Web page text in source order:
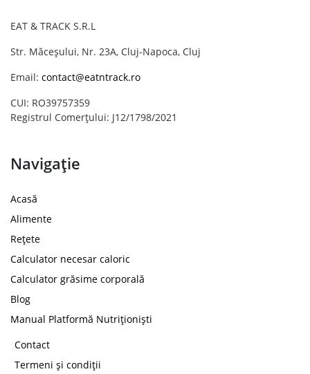
EAT & TRACK S.R.L
Str. Măceșului, Nr. 23A, Cluj-Napoca, Cluj
Email: contact@eatntrack.ro
CUI: RO39757359
Registrul Comerțului: J12/1798/2021
Navigație
Acasă
Alimente
Rețete
Calculator necesar caloric
Calculator grăsime corporală
Blog
Manual Platformă Nutriționiști
Contact
Termeni și condiții